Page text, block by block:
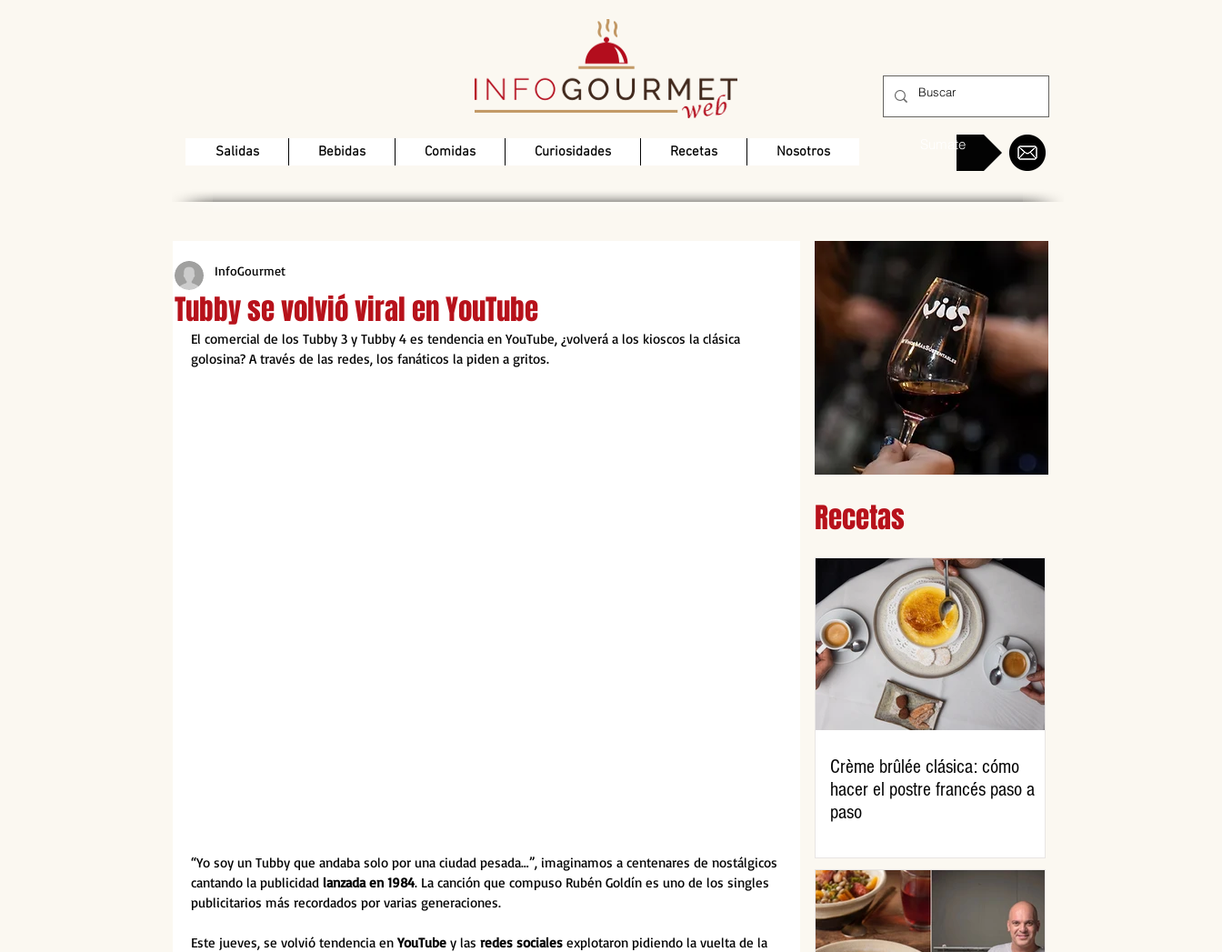
Salidas Bebidas Comidas Curiosidades Recetas Nosotros Sumate
Tubby se volvió viral en YouTube
InfoGourmet
El comercial de los Tubby 3 y Tubby 4 es tendencia en YouTube, ¿volverá a los kioscos la clásica
golosina? A través de las redes, los fanáticos la piden a gritos.
“Yo soy un Tubby que andaba solo por una ciudad pesada…”, imaginamos a centenares de nostálgicos
cantando la publicidad lanzada en 1984. La canción que compuso Rubén Goldín es uno de los singles
publicitarios más recordados por varias generaciones.
Este jueves, se volvió tendencia en YouTube y las redes sociales explotaron pidiendo la vuelta de la
Recetas
Crème brûlée clásica: cómo
hacer el postre francés paso a
paso